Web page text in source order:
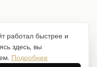
работал быстрее и
здесь, вы
Подробнее